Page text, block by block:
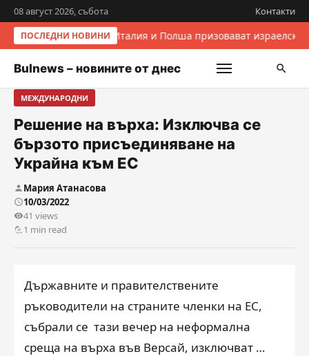
08 август 2026, събота Контакти
ПОСЛЕДНИ НОВИНИ Италия и Полша призовават
Bulnews – новините от днес
МЕЖДУНАРОДНИ
Решение на върха: Изключва се
бързото присъединяване на
Украйна към ЕС
Мария Атанасова
10/03/2022
41 views
1 min read
Държавните и правителствените
ръководители на страните членки на ЕС,
събрали се тази вечер на неформална
среща на върха във Версай, изключват …